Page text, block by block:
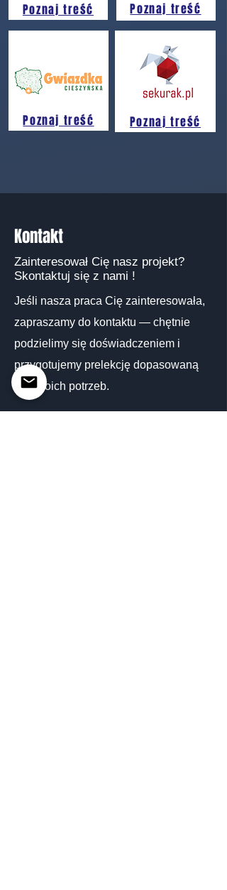
Poznaj treść Poznaj treść
Poznaj treść Poznaj treść
Kontakt
Zainteresował Cię nasz projekt?
Skontaktuj się z nami !
Jeśli nasza praca Cię zainteresowała,
zapraszamy do kontaktu — chętnie
podzielimy się doświadczeniem i
przygotujemy prelekcję dopasowaną
do Twoich potrzeb.